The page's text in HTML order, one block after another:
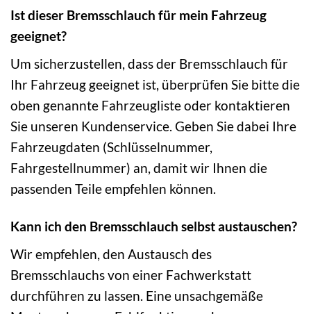
Ist dieser Bremsschlauch für mein Fahrzeug
geeignet?
Um sicherzustellen, dass der Bremsschlauch für
Ihr Fahrzeug geeignet ist, überprüfen Sie bitte die
oben genannte Fahrzeugliste oder kontaktieren
Sie unseren Kundenservice. Geben Sie dabei Ihre
Fahrzeugdaten (Schlüsselnummer,
Fahrgestellnummer) an, damit wir Ihnen die
passenden Teile empfehlen können.
Kann ich den Bremsschlauch selbst austauschen?
Wir empfehlen, den Austausch des
Bremsschlauchs von einer Fachwerkstatt
durchführen zu lassen. Eine unsachgemäße